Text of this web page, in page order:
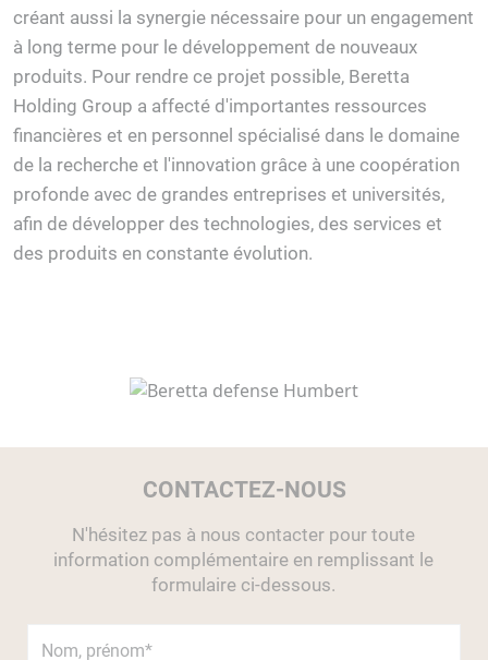
créant aussi la synergie nécessaire pour un engagement
à long terme pour le développement de nouveaux
produits. Pour rendre ce projet possible, Beretta
Holding Group a affecté d'importantes ressources
financières et en personnel spécialisé dans le domaine
de la recherche et l'innovation grâce à une coopération
profonde avec de grandes entreprises et universités,
afin de développer des technologies, des services et
des produits en constante évolution.
CONTACTEZ-NOUS
N'hésitez pas à nous contacter pour toute
information complémentaire en remplissant le
formulaire ci-dessous.